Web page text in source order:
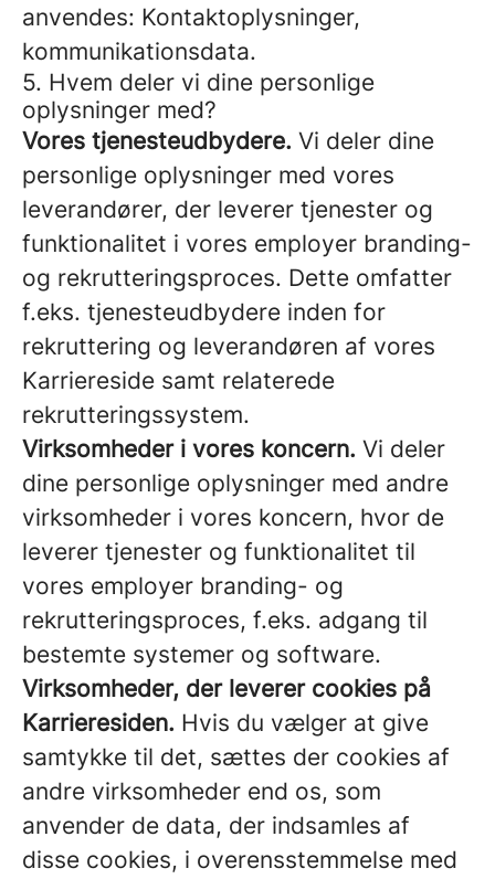
anvendes: Kontaktoplysninger,
kommunikationsdata.
5. Hvem deler vi dine personlige
oplysninger med?
Vores tjenesteudbydere. Vi deler dine
personlige oplysninger med vores
leverandører, der leverer tjenester og
funktionalitet i vores employer branding-
og rekrutteringsproces. Dette omfatter
f.eks. tjenesteudbydere inden for
rekruttering og leverandøren af vores
Karriereside samt relaterede
rekrutteringssystem.
Virksomheder i vores koncern. Vi deler
dine personlige oplysninger med andre
virksomheder i vores koncern, hvor de
leverer tjenester og funktionalitet til
vores employer branding- og
rekrutteringsproces, f.eks. adgang til
bestemte systemer og software.
Virksomheder, der leverer cookies på
Karrieresiden. Hvis du vælger at give
samtykke til det, sættes der cookies af
andre virksomheder end os, som
anvender de data, der indsamles af
disse cookies, i overensstemmelse med